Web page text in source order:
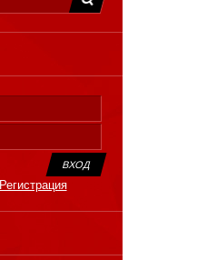
Регистрация